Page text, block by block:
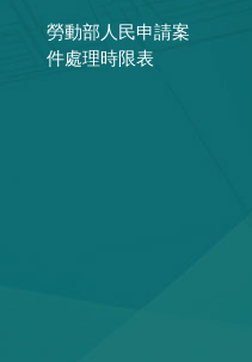
勞動部人民申請案
件處理時限表